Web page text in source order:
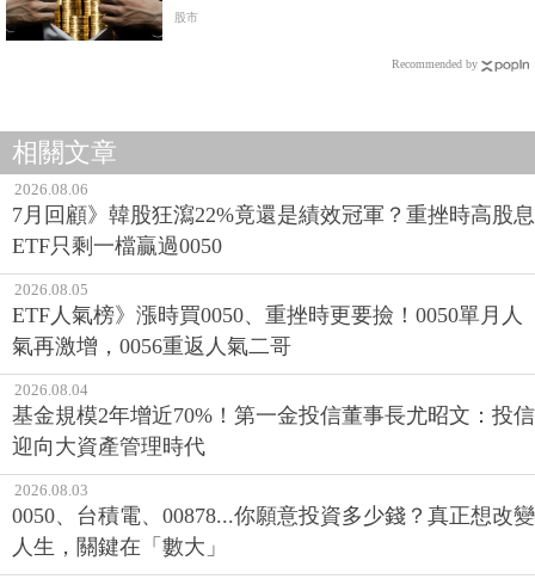
股市
Recommended by
相關文章
2026.08.06
7月回顧》韓股狂瀉22%竟還是績效冠軍？重挫時高股息
ETF只剩一檔贏過0050
2026.08.05
ETF人氣榜》漲時買0050、重挫時更要撿！0050單月人
氣再激增，0056重返人氣二哥
2026.08.04
基金規模2年增近70%！第一金投信董事長尤昭文：投信
迎向大資產管理時代
2026.08.03
0050、台積電、00878...你願意投資多少錢？真正想改變
人生，關鍵在「數大」